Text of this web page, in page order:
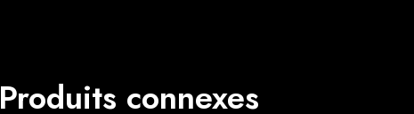
Produits connexes